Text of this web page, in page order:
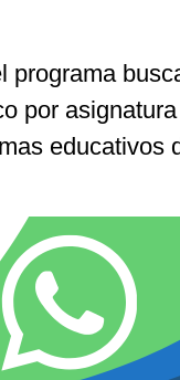
por
educativos